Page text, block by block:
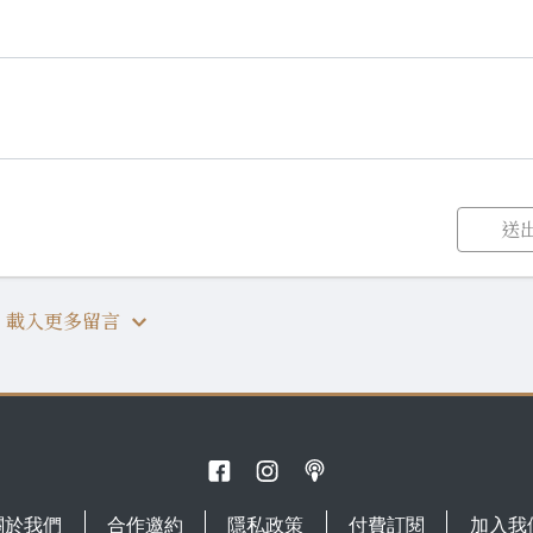
送
載入更多留言
於我們 合作邀約 隱私政策 付費訂閱 加入我